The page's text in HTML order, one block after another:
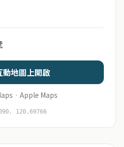
出生時辰
於即時分析，不會儲存於伺服器
動地圖上開啟
· Apple Maps
120.69766